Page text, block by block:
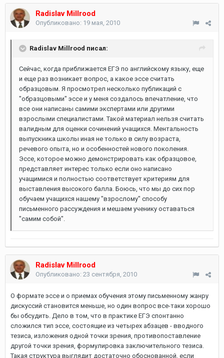
Radislav Millrood
Опубликовано: 19 мая, 2010
Radislav Millrood писал:
Сейчас, когда приближается ЕГЭ по английскому языку, еще
и еще раз возникает вопрос, а какое эссе считать
образцовым. Я просмотрел несколько публикаций с
"образцовыми" эссе и у меня создалось впечатление, что
все они написаны самими экспертами или другими
взрослыми специалистами. Такой материал нельзя считать
валидным для оценки сочинений учащихся. Ментальность
выпускника школы иная не только в силу возраста,
речевого опыта, но и особенностей нового поколения.
Эссе, которое можно демонстрировать как образцовое,
представляет интерес только если оно написано
учащимися и полностью соответствует критериям для
выставления высокого балла. Боюсь, что мы до сих пор
обучаем учащихся нашему "взрослому" способу
письменного рассуждения и мешаем ученику оставаться
"самим собой".
Radislav Millrood
Опубликовано: 23 сентября, 2010
О формате эссе и о приемах обучения этому письменному жанру
дискуссий становится меньше, но один вопрос все-таки хорошо
бы обсудить. Дело в том, что в практике ЕГЭ спонтанно
сложился тип эссе, состоящие из четырех абзацев - вводного
тезиса, изложения одной точки зрения, противопоставление
другой точки зрения, формулировка заключительного тезиса.
Такая структура выглядит достаточно обоснованной, если